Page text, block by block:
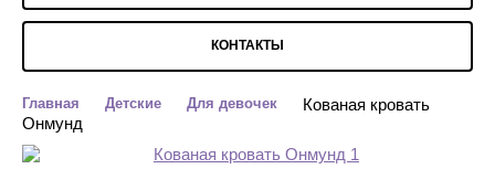
КОНТАКТЫ
Главная Детские Для девочек
Кованая кровать
Онмунд